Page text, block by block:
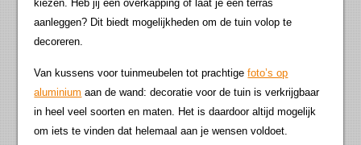
kiezen. Heb jij een overkapping of laat je een terras
aanleggen? Dit biedt mogelijkheden om de tuin volop te
decoreren.
Van kussens voor tuinmeubelen tot prachtigefoto’s op
aluminium aan de wand: decoratie voor de tuin is verkrijgbaar
in heel veel soorten en maten. Het is daardoor altijd mogelijk
om iets te vinden dat helemaal aan je wensen voldoet.